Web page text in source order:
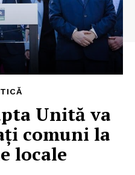
Unită va
comuni la
locale